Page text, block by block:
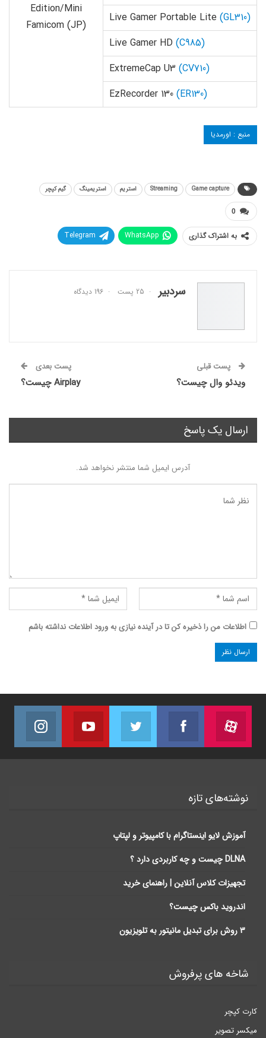
Edition/Mini
Famicom (JP)
Live Gamer Portable Lite (GL310)
Live Gamer HD (C985)
ExtremeCap U3 (CV710)
EzRecorder 130 (ER130)
منبع : اورمدیا
Game capture
Streaming استریم استریمینگ گیم کپچر
0
به اشتراک گذاری WhatsApp
Telegram
سردبیر 25 پست 196 دیدگاه
پست قبلی
ویدئو وال چیست؟
پست بعدی
Airplay چیست؟
ارسال یک پاسخ
آدرس ایمیل شما منتشر نخواهد شد.
اطلاعات من را ذخیره کن تا در آینده نیازی به ورود اطلاعات نداشته باشم
Aparat
ویدئوهای ما در آپارات
Facebook
به ما در فیسبوک ملحق شوید
Twitter
ما را در توییتر دنبال کنید
Youtube
تماشای ویدئو در
نوشته‌های تازه
آموزش لایو اینستاگرام با کامپیوتر و لپتاپ
DLNA چیست و چه کاربردی دارد ؟
تجهیزات کلاس آنلاین | راهنمای خرید
اندروید باکس چیست؟
3 روش برای تبدیل مانیتور به تلویزیون
شاخه های پرفروش
کارت کپچر
میکسر تصویر